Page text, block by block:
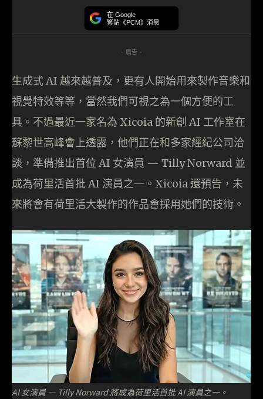
在 Google
緊貼《PCM》消息
- 廣告 -
生成式 AI 越來越普及，更有人開始用來製作音樂和
視覺特效等等，當然我們可視之為一個方便的工
具。不過最近一家名為 Xicoia 的新創 AI 工作室在
蘇黎世高峰會上透露，他們正在和多家經紀公司洽
談，準備推出首位 AI 女演員 — Tilly Norward 並
成為荷里活首批 AI 演員之一。Xicoia 還預告，未
來將會有荷里活大製作的作品會採用她們的技術。
AI 女演員 — Tilly Norward 將成為荷里活首批 AI 演員之一。